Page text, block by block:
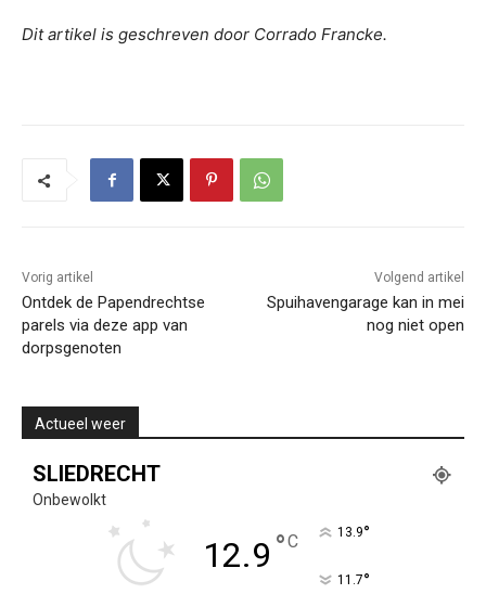
Dit artikel is geschreven door Corrado Francke.
Vorig artikel
Ontdek de Papendrechtse
parels via deze app van
dorpsgenoten
Volgend artikel
Spuihavengarage kan in mei
nog niet open
Actueel weer
SLIEDRECHT
Onbewolkt
12.9 °C 13.9°
11.7°